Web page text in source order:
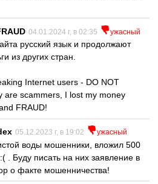
04.01.2024 г, в 02:35 ужасный
русский язык и продолжают
из других стран.
Internet users - DO NOT
are scammers, I lost my money
FRAUD!
05.12.2023 г, в 19:02 ужасный
воды мошенники, вложил 500
. Буду писать на них заявление в
о факте мошенничества!